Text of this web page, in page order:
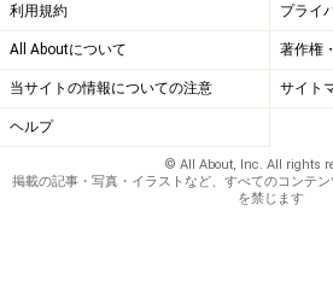
利用規約 プライ
All Aboutについて 著作権
当サイトの情報についての注意 サイト
ヘルプ
© All About, Inc. All rights
掲載の記事・写真・イラストなど、すべてのコンテ
を禁じます